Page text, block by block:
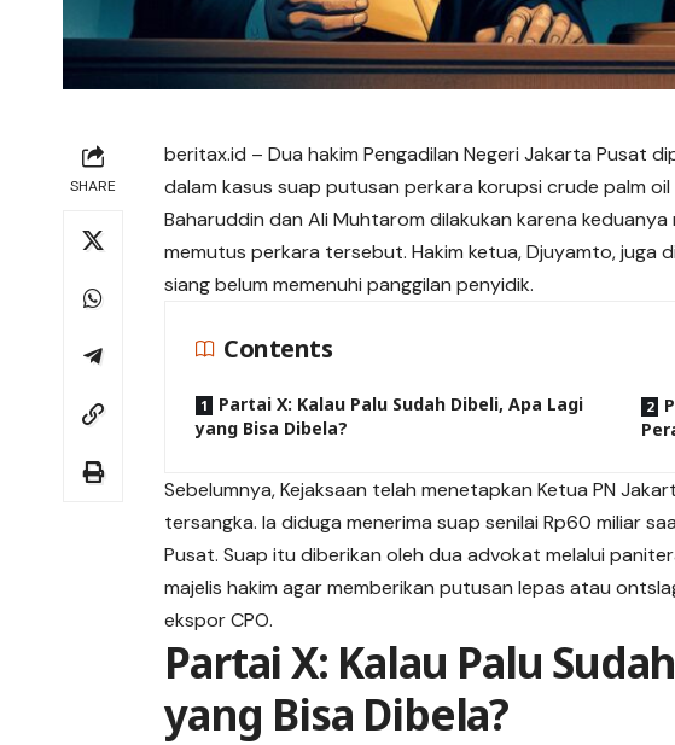
SHARE
beritax.id – Dua hakim Pengadilan Negeri Jakarta Pusat
dalam kasus suap putusan perkara korupsi crude palm
Baharuddin dan Ali Muhtarom dilakukan karena
memutus perkara tersebut. Hakim ketua, Djuyamto, juga
siang belum memenuhi panggilan penyidik.
Contents
Partai X: Kalau Palu Sudah Dibeli, Apa Lagi
yang Bisa Dibela?
Sebelumnya, Kejaksaan telah menetapkan Ketua PN
tersangka. Ia diduga menerimasuap senilai Rp60 miliar
Pusat. Suap itu diberikan oleh dua advokat melalui
majelis hakim agar memberikan putusan lepas atau
ekspor CPO.
Partai X: Kalau Palu
yang Bisa Dibela?